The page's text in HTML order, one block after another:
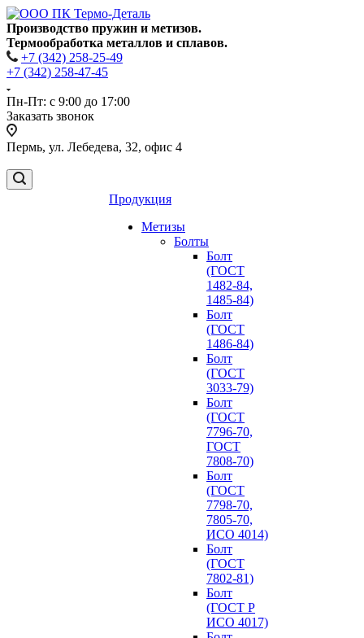
Производство пружин и метизов.
Термообработка металлов и сплавов.
+7 (342) 258-25-49
+7 (342) 258-47-45
Пн-Пт: с 9:00 до 17:00
Заказать звонок
Пермь, ул. Лебедева, 32, офис 4
Продукция
Метизы
Болты
Болт
(ГОСТ
1482-84,
1485-84)
Болт
(ГОСТ
1486-84)
Болт
(ГОСТ
3033-79)
Болт
(ГОСТ
7796-70,
ГОСТ
7808-70)
Болт
(ГОСТ
7798-70,
7805-70,
ИСО 4014)
Болт
(ГОСТ
7802-81)
Болт
(ГОСТ Р
ИСО 4017)